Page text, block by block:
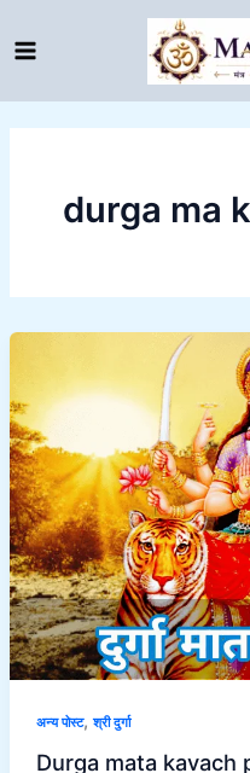
to
durga ma
अन्य पोस्ट,श्री दुर्गा
Durga mata kavach
kavach
path
||
हर
तरफ
से
रक्षा
होगी
|